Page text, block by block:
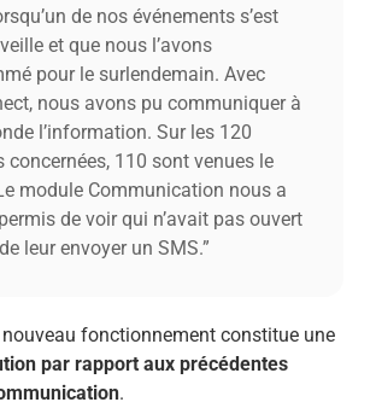
de nos événements s’est
et que nous l’avons
pour le surlendemain. Avec
nous avons pu communiquer à
l’information. Sur les 120
concernées, 110 sont venues le
module Communication nous a
de voir qui n’avait pas ouvert
leur envoyer un SMS.”
fonctionnement constitue une
par rapport aux précédentes
.